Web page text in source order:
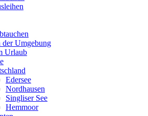
der Umgebung
Urlaub
Edersee
Nordhausen
Singliser See
Hemmoor